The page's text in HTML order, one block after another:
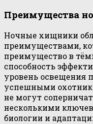
Преимущества
Ночные хищники
преимуществами,
преимущество в
способность
уровень освещения
успешными
не могут
несколькими
биологии и